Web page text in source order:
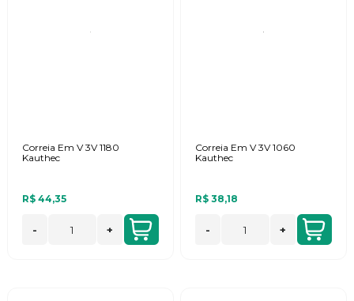
Correia Em V 3V 1180
Kauthec
R$ 44,35
- +
Correia Em V 3V 1060
Kauthec
R$ 38,18
- +